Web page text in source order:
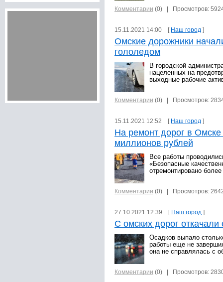
Комментарии (0) | Просмотров:
15.11.2021 14:00 [ Наш город ]
Омские дорожники
гололедом
В городской
нацеленных на
выходные рабочие
Комментарии (0) | Просмотров:
15.11.2021 12:52 [ Наш город ]
На ремонт дорог в Омске
миллионов рублей
Все работы
«Безопасные
отремонтировано
Комментарии (0) | Просмотров:
27.10.2021 12:39 [ Наш город ]
С омских дорог
Осадков выпало
работы еще не
она не справлялась с
Комментарии (0) | Просмотров: